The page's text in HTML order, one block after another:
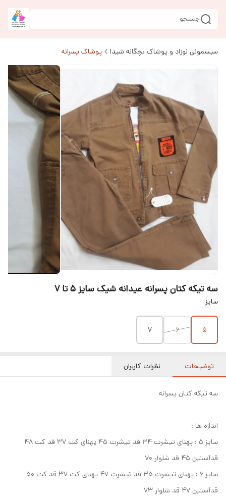
جستجو
سیسمونی نوزاد و پوشاک بچگانه شیدا پوشاک پسرانه
سه تیکه کتان پسرانه عیدانه شیک سایز ۵ تا ۷
سایز
۵ ۶ ۷
توضیحات نظرات کاربران
سه تیکه کتان پسرانه
اندازه ها :
سایز ۵ : پهنای تیشرت ۳۴ قد تیشرت ۴۵ پهنای کت ۳۷ قد کت ۴۸
قدآستین ۴۵ قد شلوار ۷۰
سایز ۶ : پهنای تیشرت ۳۵ قد تیشرت ۴۷ پهنای کت ۳۷ قد کت ۵۰
قدآستین ۴۷ قد شلوار ۷۳